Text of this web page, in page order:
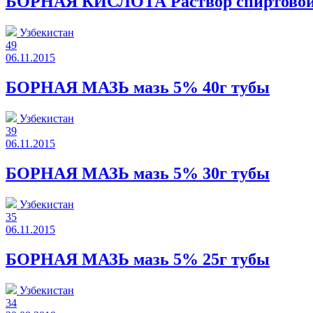
Узбекистан
49
06.11.2015
БОРНАЯ МАЗЬ мазь 5% 40г тубы
Узбекистан
39
06.11.2015
БОРНАЯ МАЗЬ мазь 5% 30г тубы
Узбекистан
35
06.11.2015
БОРНАЯ МАЗЬ мазь 5% 25г тубы
Узбекистан
34